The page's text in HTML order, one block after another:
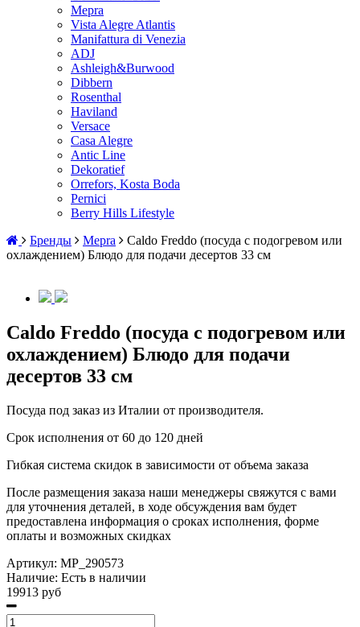
Mepra
Vista Alegre Atlantis
Manifattura di Venezia
ADJ
Ashleigh&Burwood
Dibbern
Rosenthal
Haviland
Versace
Casa Alegre
Antic Line
Dekoratief
Orrefors, Kosta Boda
Pernici
Berry Hills Lifestyle
Бренды
Mepra
Caldo Freddo (посуда с подогревом или
охлаждением) Блюдо для подачи десертов 33 см
Caldo Freddo (посуда с подогревом или
охлаждением) Блюдо для подачи
десертов 33 см
Посуда под заказ из Италии от производителя.
Срок исполнения от 60 до 120 дней
Гибкая система скидок в зависимости от объема заказа
После размещения заказа наши менеджеры свяжутся с вами
для уточнения деталей, в ходе обсуждения вам будет
предоставлена информация о сроках исполнения, форме
оплаты и возможных скидках
Артикул: MP_290573
Наличие: Есть в наличии
19913 руб